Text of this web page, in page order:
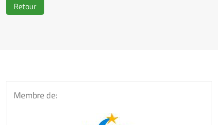
Retour
Membre de: